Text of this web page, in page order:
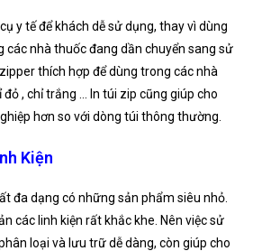
y tế để khách dễ sử dụng, thay vì dùng
các nhà thuốc đang dần chuyển sang sử
thích hợp để dùng trong các nhà
, chỉ trắng … In túi zip cũng giúp cho
hơn so với dòng túi thông thường.
Kiện
đa dạng có những sản phẩm siêu nhỏ.
các linh kiện rất khắc khe. Nên việc sử
loại và lưu trữ dễ dàng, còn giúp cho